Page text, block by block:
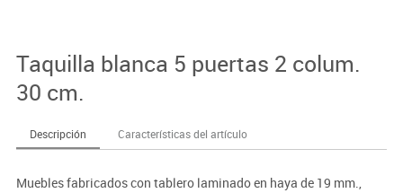
Taquilla blanca 5 puertas 2 colum.
30 cm.
Descripción Características del artículo
Muebles fabricados con tablero laminado en haya de 19 mm.,